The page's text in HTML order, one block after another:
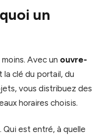
un
Avec un ouvre-
clé du portail, du
vous distribuez des
horaires choisis.
est entré, à quelle